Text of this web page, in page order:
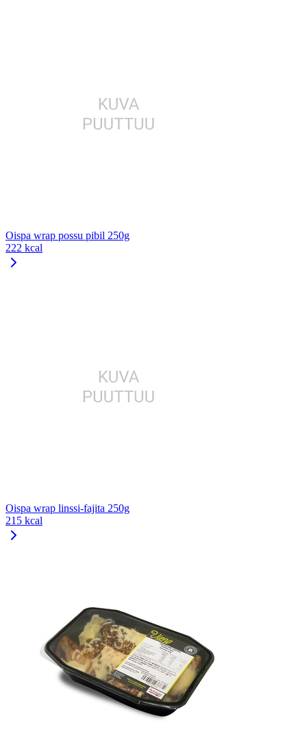
Oispa wrap possu pibil 250g
222 kcal
Oispa wrap linssi-fajita 250g
215 kcal